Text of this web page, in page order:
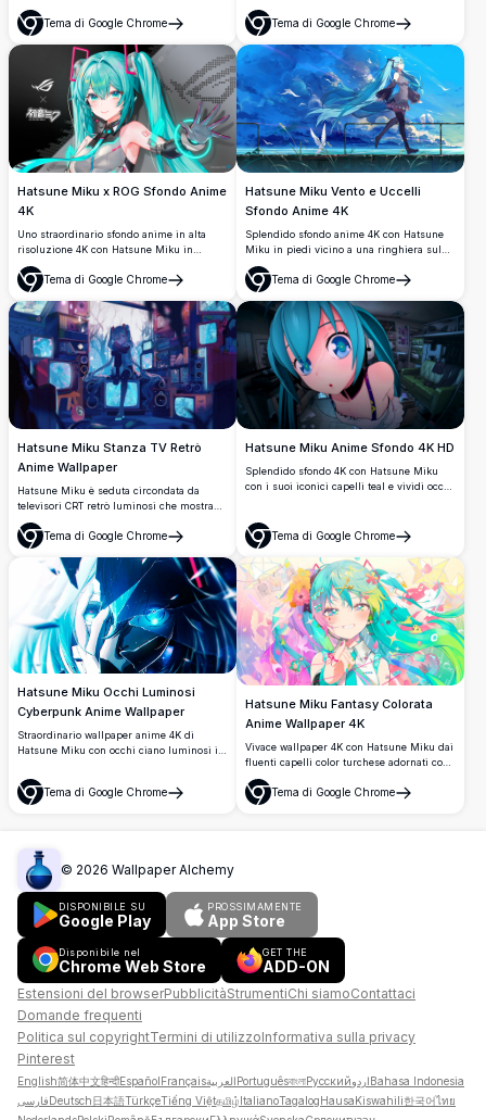
che consuma un pianeta con anelli, con
eruzioni di plasma infuocato, nebulose
vorticose e asteroidi sparsi su uno sfondo
cosmico vivido.
Tema di Google Chrome
Apri
Interstellar. La luce intensa si piega
attorno all'orizzonte degli eventi su uno
sfondo cosmico oscuro, mostrando la lente
gravitazionale in dettagli mozzafiato.
Tema di Google Chrome
Apri
Hatsune Miku x ROG Sfondo Anime
4K
Uno straordinario sfondo anime in alta
risoluzione 4K con Hatsune Miku in
un'esclusiva collaborazione ASUS ROG.
Miku indossa un abito tecnologico
futuristico con accenti ciano luminosi, che
rappresenta una perfetta fusione tra
musica e cultura gaming.
Tema di Google Chrome
Apri
Hatsune Miku Vento e Uccelli
Sfondo Anime 4K
Splendido sfondo anime 4K con Hatsune
Miku in piedi vicino a una ringhiera sul
mare, le sue iconiche doppie code color
turchese che svolazzano nel vento,
circondata da uccelli bianchi che volano
attraverso un cielo blu spettacolare.
Tema di Google Chrome
Apri
Hatsune Miku Stanza TV Retrò
Anime Wallpaper
Hatsune Miku è seduta circondata da
televisori CRT retrò luminosi che mostrano
la sua immagine iconica. Una
straordinaria opera d'arte anime in stile
cyberpunk con twin-tail color turchese,
atmosfera oscura e vibrante illuminazione
neon blu in risoluzione 4K.
Tema di Google Chrome
Apri
Hatsune Miku Anime Sfondo 4K HD
Splendido sfondo 4K con Hatsune Miku
con i suoi iconici capelli teal e vividi occhi
risoluzione con profondità immersiva e
colori vivaci.
Tema di Google Chrome
Apri
Hatsune Miku Occhi Luminosi
Cyberpunk Anime Wallpaper
Straordinario wallpaper anime 4K di
Hatsune Miku con occhi ciano luminosi in
futuristici. Arte digitale oscura ad alta
risoluzione con illuminazione blu neon e
Tema di Google Chrome
Apri
Hatsune Miku Fantasy Colorata
Anime Wallpaper 4K
Vivace wallpaper 4K con Hatsune Miku dai
fluenti capelli color turchese adornati con
fiori, stelle e accessori colorati. Uno
splendido artwork anime ad alta
risoluzione traboccante di colori pastello,
Tema di Google Chrome
Apri
© 2026 Wallpaper Alchemy
DISPONIBILE SU
Google Play
PROSSIMAMENTE
App Store
Disponibile nel
Chrome Web Store
GET THE
ADD-ON
Estensioni del browserPubblicitàStrumentiChi siamoContattaci
Domande frequenti
Politica sul copyrightTermini di utilizzoInformativa sulla privacy
Pinterest
English简体中文हिन्दीEspañolFrançaisالعربيةPortuguêsবাংলাРусскийاردوBahasa Indonesia
فارسیDeutsch日本語TürkçeTiếng Việtதமிழ்ItalianoTagalogHausaKiswahili한국어ไทย